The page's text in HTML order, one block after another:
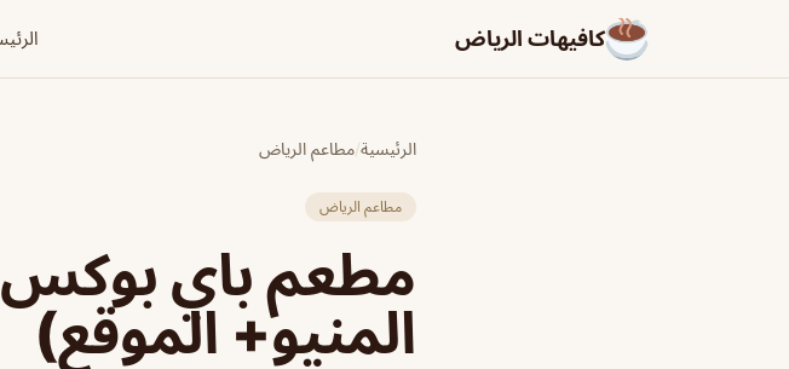
كافيهات الرياض
الرئيسية/مطاعم الرياض
مطاعم الرياض
مطعم باي بوكس
المنيو+ الموقع)